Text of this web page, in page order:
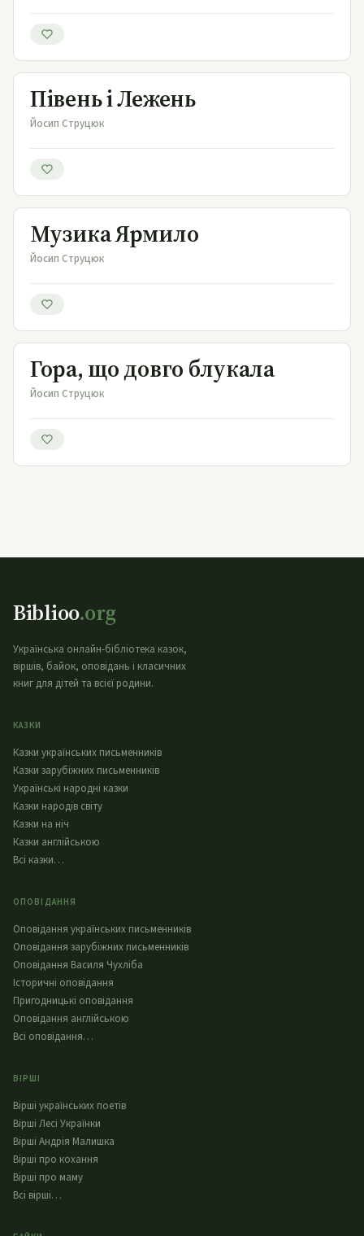
Півень і Лежень
Півень і Лежень
Йосип Струцюк
Музика Ярмило
Музика Ярмило
Йосип Струцюк
Гора, що довго блукала
Гора, що довго блукала
Йосип Струцюк
Biblioo.org
Українська онлайн-бібліотека казок,
віршів, байок, оповідань і класичних
книг для дітей та всієї родини.
КАЗКИ
Казки українських письменників
Казки зарубіжних письменників
Українські народні казки
Казки народів світу
Казки на ніч
Казки англійською
Всі казки…
ОПОВІДАННЯ
Оповідання українських письменників
Оповідання зарубіжних письменників
Оповідання Василя Чухліба
Історичні оповідання
Пригодницькі оповідання
Оповідання англійською
Всі оповідання…
ВІРШІ
Вірші українських поетів
Вірші Лесі Українки
Вірші Андрія Малишка
Вірші про кохання
Вірші про маму
Всі вірші…